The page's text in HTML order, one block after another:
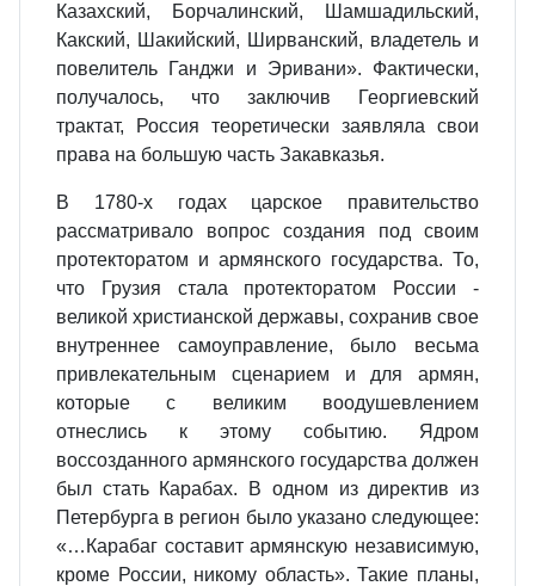
Казахский, Борчалинский, Шамшадильский,
Какский, Шакийский, Ширванский, владетель и
повелитель Ганджи и Эривани». Фактически,
получалось, что заключив Георгиевский
трактат, Россия теоретически заявляла свои
права на большую часть Закавказья.
В 1780-х годах царское правительство
рассматривало вопрос создания под своим
протекторатом и армянского государства. То,
что Грузия стала протекторатом России -
великой христианской державы, сохранив свое
внутреннее самоуправление, было весьма
привлекательным сценарием и для армян,
которые с великим воодушевлением
отнеслись к этому событию. Ядром
воссозданного армянского государства должен
был стать Карабах. В одном из директив из
Петербурга в регион было указано следующее:
«…Карабаг составит армянскую независимую,
кроме России, никому область». Такие планы,